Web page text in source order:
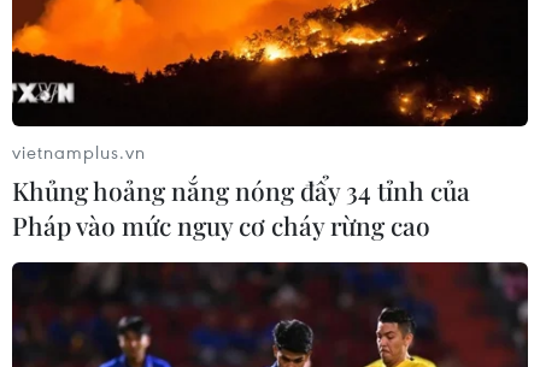
vietnamplus.vn
Khủng hoảng nắng nóng đẩy 34 tỉnh của
Pháp vào mức nguy cơ cháy rừng cao